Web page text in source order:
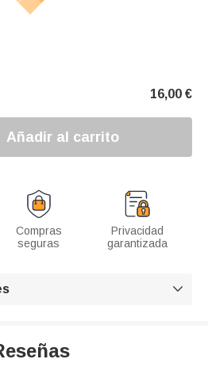
16,00 €
Añadir al carrito
Compras
seguras
Privacidad
garantizada
